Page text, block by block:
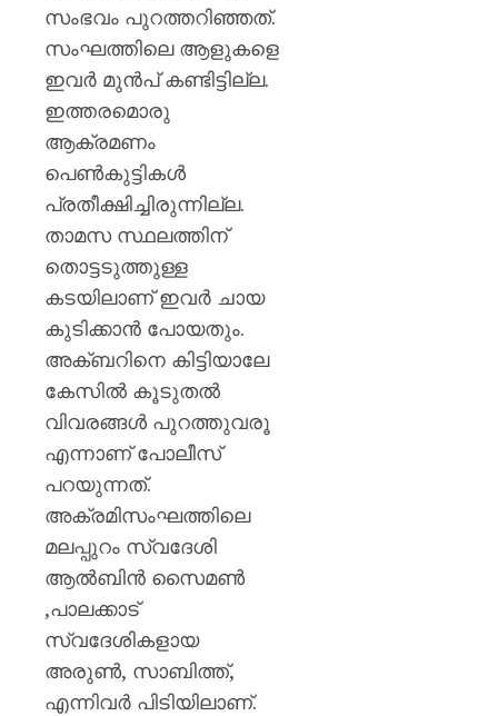
സംഭവം പുറത്തറിഞ്ഞത്.
സംഘത്തിലെ ആളുകളെ
ഇവര്‍ മുന്‍പ് കണ്ടിട്ടില്ല.
ഇത്തരമൊരു
ആക്രമണം
പെണ്‍കുട്ടികള്‍
പ്രതീക്ഷിച്ചിരുന്നില്ല.
താമസ സ്ഥലത്തിന്
തൊട്ടടുത്തുള്ള
കടയിലാണ് ഇവര്‍ ചായ
കുടിക്കാന്‍ പോയതും.
അക്ബറിനെ കിട്ടിയാലേ
കേസില്‍ കൂടുതല്‍
വിവരങ്ങള്‍ പുറത്തുവരൂ
എന്നാണ് പോലീസ്
പറയുന്നത്.
അക്രമിസംഘത്തിലെ
മലപ്പുറം സ്വദേശി
ആൽബിൻ സൈമൺ
,പാലക്കാട്
സ്വദേശികളായ
അരുൺ, സാബിത്ത്,
എന്നിവര്‍ പിടിയിലാണ്.